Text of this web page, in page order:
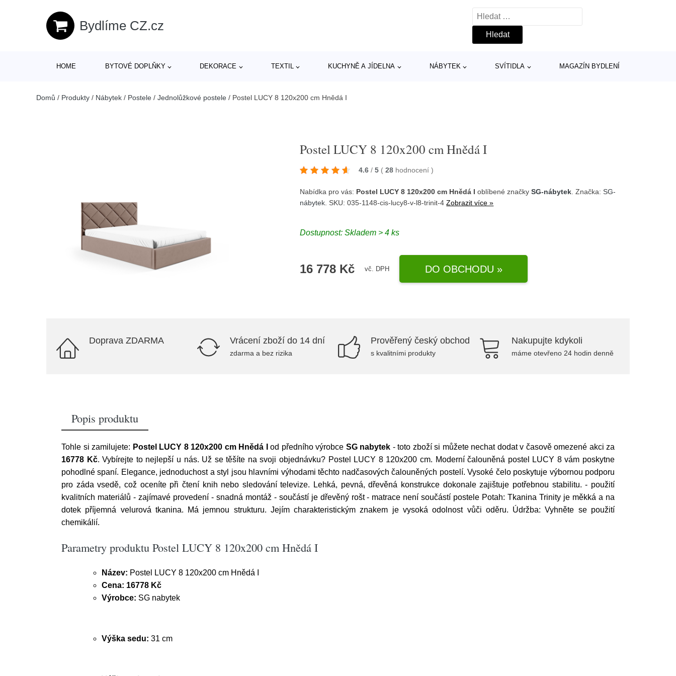
Bydlíme CZ.cz
Vyhledávání
HOME BYTOVÉ DOPLŇKY DEKORACE TEXTIL KUCHYNĚ A JÍDELNA NÁBYTEK SVÍTIDLA MAGAZÍN BYDLENÍ
Domů / Produkty / Nábytek / Postele / Jednolůžkové postele / Postel LUCY 8 120x200 cm Hnědá I
Postel LUCY 8 120x200 cm Hnědá I
4.6 / 5 ( 28 hodnocení)
Nabídka pro vás: Postel LUCY 8 120x200 cm Hnědá I oblíbené značkySG-nábytek . Značka:SG-
nábytek . SKU: 035-1148-cis-lucy8-v-l8-trinit-4Zobrazit více »
Dostupnost:Skladem > 4 ks
16 778 Kč vč. DPH DO OBCHODU »
Doprava ZDARMA Vrácení zboží do 14 dní
zdarma a bez rizika
Prověřený český obchod
s kvalitními produkty
Nakupujte kdykoli
máme otevřeno 24 hodin denně
Popis produktu
Tohle si zamilujete: Postel LUCY 8 120x200 cm Hnědá I od předního výrobce SG nabytek - toto zboží si můžete nechat dodat v časově omezené akci za
16778 Kč. Vybírejte to nejlepší u nás. Už se těšíte na svoji objednávku? Postel LUCY 8 120x200 cm. Moderní čalouněná postel LUCY 8 vám poskytne
pohodlné spaní. Elegance, jednoduchost a styl jsou hlavními výhodami těchto nadčasových čalouněných postelí. Vysoké čelo poskytuje výbornou podporu
pro záda vsedě, což oceníte při čtení knih nebo sledování televize. Lehká, pevná, dřevěná konstrukce dokonale zajištuje potřebnou stabilitu. - použití
kvalitních materiálů - zajímavé provedení - snadná montáž - součástí je dřevěný rošt - matrace není součástí postele Potah: Tkanina Trinity je měkká a na
dotek příjemná velurová tkanina. Má jemnou strukturu. Jejím charakteristickým znakem je vysoká odolnost vůči oděru. Údržba: Vyhněte se použití
chemikálií.
Parametry produktu Postel LUCY 8 120x200 cm Hnědá I
Název: Postel LUCY 8 120x200 cm Hnědá I
Cena: 16778 Kč
Výrobce: SG nabytek
Výška sedu: 31 cm